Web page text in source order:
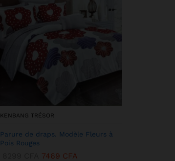
KENBANG TRÉSOR
Parure de draps. Modèle Fleurs à
Pois Rouges
7469 CFA